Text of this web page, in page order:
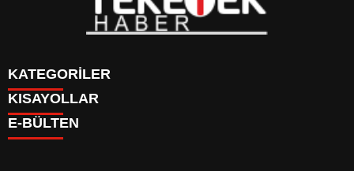
KATEGORİLER
DÜNYA
EĞİTİM
KISAYOLLAR
BURÇLAR
E-BÜLTEN